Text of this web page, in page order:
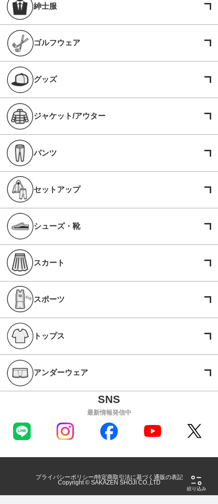
絞り込み
紳士服
ゴルフウェア
グッズ
ジャケット/アウター
パンツ
セットアップ
シューズ・靴
スカート
スポーツ
トップス
アンダーウェア
最新情報発信中
プライバシーポリシー 特定商取引法に基づく通販の表記
Copyright © SAKAZEN SHOJI CO.,LTD